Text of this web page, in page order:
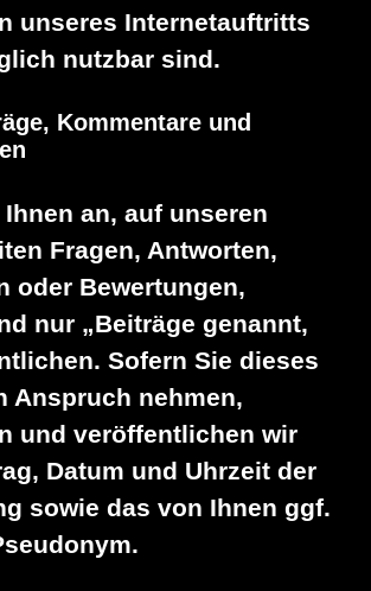
unseres Internetauftritts
nutzbar sind.
Kommentare und
an, auf unseren
Fragen, Antworten,
oder Bewertungen,
nur „Beiträge genannt,
Sofern Sie dieses
Anspruch nehmen,
und veröffentlichen wir
Datum und Uhrzeit der
sowie das von Ihnen ggf.